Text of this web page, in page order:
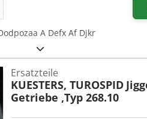
A Defx Af Djkr
Ersatzteile
KUESTERS, TUROSPID
Getriebe ,Typ 268.10